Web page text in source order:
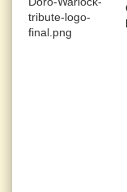
tribute-logo-
final.png